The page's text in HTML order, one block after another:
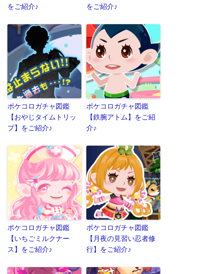
をご紹介♪
をご紹介♪
ポケコロガチャ図鑑
【おやじタイムトリッ
プ】をご紹介♪
ポケコロガチャ図鑑
【鉄腕アトム】をご紹
介♪
ポケコロガチャ図鑑
【いちごミルクナー
ス】をご紹介♪
ポケコロガチャ図鑑
【月夜の見習い忍者修
行】をご紹介♪